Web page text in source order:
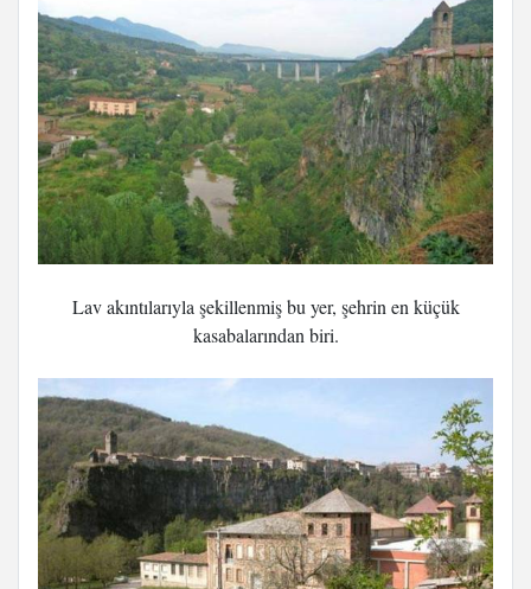
Lav akıntılarıyla şekillenmiş bu yer, şehrin en küçük
kasabalarından biri.